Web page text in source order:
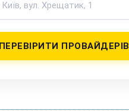
ПЕРЕВІРИТИ ПРОВАЙДЕРІВ